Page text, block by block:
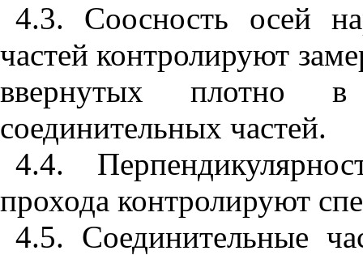
4.3. Соосность осей
частей контролируют
ввернутых плотно в
соединительных частей.
4.4.
прохода контролируют
4.5. Соединительные